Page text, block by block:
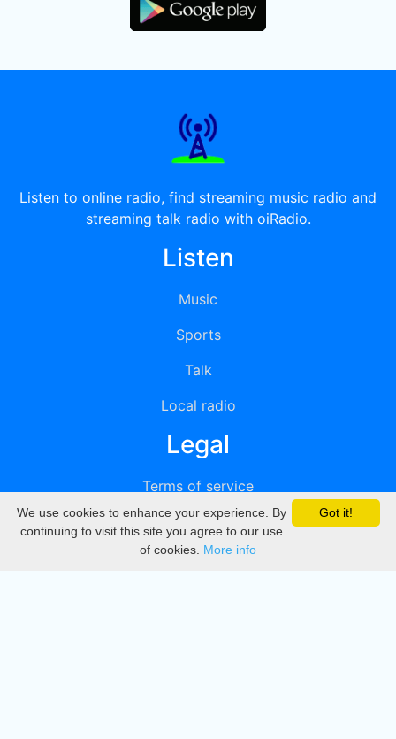
Listen to online radio, find streaming music radio and
streaming talk radio with oiRadio.
Listen
Music
Sports
Talk
Local radio
Legal
Terms of service
Privacy
DMCA
Got it!
We use cookies to enhance your experience. By
continuing to visit this site you agree to our use
of cookies. More info